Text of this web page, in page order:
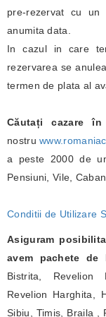
pre-rezervat cu
anumita data.
In cazul in care
rezervarea se
termen de plata al
Căutați cazare
nostru
a peste 2000 de
Pensiuni, Vile,
Conditii de Utilizare
Asiguram
avem pachete de
Bistrita, Revelion
Revelion Harghita,
Sibiu, Timis, Braila ,